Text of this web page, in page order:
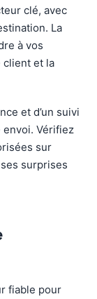
clé, avec
La
à vos
client et la
et d’un suivi
Vérifiez
sur
surprises
fiable pour